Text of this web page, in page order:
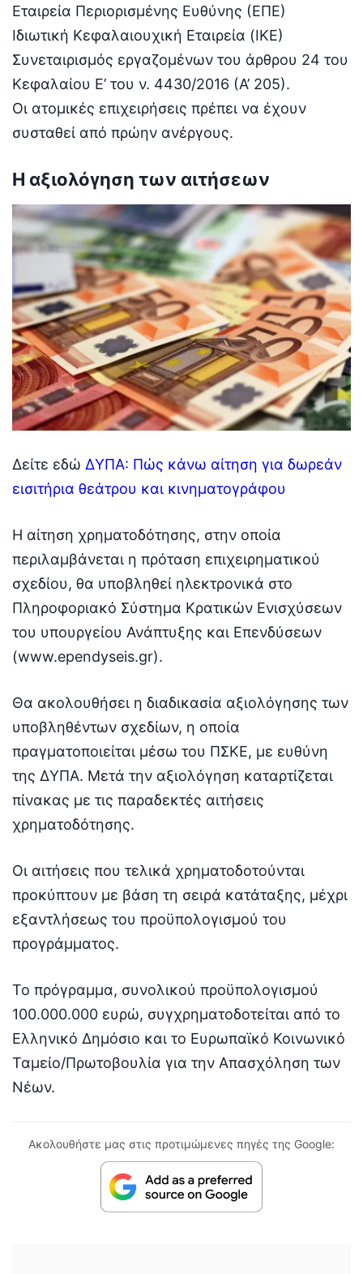
Εταιρεία Περιορισμένης Ευθύνης (ΕΠΕ)
Ιδιωτική Κεφαλαιουχική Εταιρεία (ΙΚΕ)
Συνεταιρισμός εργαζομένων του άρθρου 24 του
Κεφαλαίου Ε’ του ν. 4430/2016 (Α’ 205).
Οι ατομικές επιχειρήσεις πρέπει να έχουν
συσταθεί από πρώην ανέργους.
Η αξιολόγηση των αιτήσεων
Δείτε εδώ ΔΥΠΑ: Πώς κάνω αίτηση για δωρεάν
εισιτήρια θεάτρου και κινηματογράφου
Η αίτηση χρηματοδότησης, στην οποία
περιλαμβάνεται η πρόταση επιχειρηματικού
σχεδίου, θα υποβληθεί ηλεκτρονικά στο
Πληροφοριακό Σύστημα Κρατικών Ενισχύσεων
του υπουργείου Ανάπτυξης και Επενδύσεων
(www.ependyseis.gr).
Θα ακολουθήσει η διαδικασία αξιολόγησης των
υποβληθέντων σχεδίων, η οποία
πραγματοποιείται μέσω του ΠΣΚΕ, με ευθύνη
της ΔΥΠΑ. Μετά την αξιολόγηση καταρτίζεται
πίνακας με τις παραδεκτές αιτήσεις
χρηματοδότησης.
Οι αιτήσεις που τελικά χρηματοδοτούνται
προκύπτουν με βάση τη σειρά κατάταξης, μέχρι
εξαντλήσεως του προϋπολογισμού του
προγράμματος.
Το πρόγραμμα, συνολικού προϋπολογισμού
100.000.000 ευρώ, συγχρηματοδοτείται από το
Ελληνικό Δημόσιο και το Ευρωπαϊκό Κοινωνικό
Ταμείο/Πρωτοβουλία για την Απασχόληση των
Νέων.
Ακολουθήστε μας στις προτιμώμενες πηγές της Google: